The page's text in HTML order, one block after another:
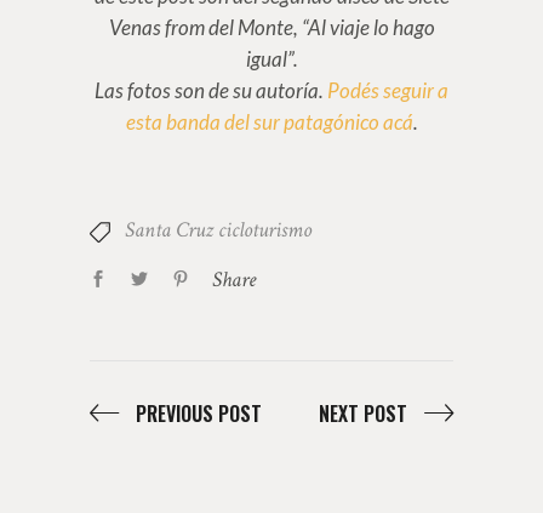
Venas from del Monte, “Al viaje lo hago
igual”.
Las fotos son de su autoría. Podés seguir a
esta banda del sur patagónico acá.
Santa Cruz cicloturismo
Share
PREVIOUS POST NEXT POST